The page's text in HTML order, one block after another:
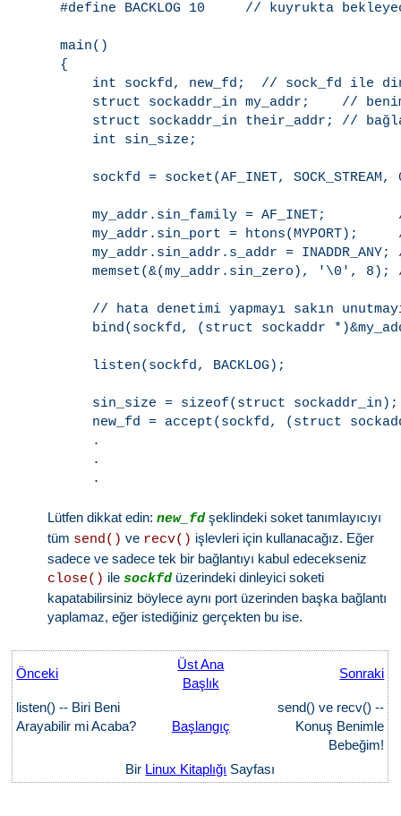
#define BACKLOG 10     // kuyrukta
main()
{
int sockfd, new_fd;  // sock_fd ile
struct sockaddr_in my_addr;    //
struct sockaddr_in their_addr; //
    int sin_size;
sockfd = socket(AF_INET, SOCK_STREAM,
my_addr.sin_family = AF_INET;
my_addr.sin_port = htons(MYPORT);
my_addr.sin_addr.s_addr = INADDR_ANY;
memset(&(my_addr.sin_zero), '\0', 8);
// hata denetimi yapmayı sakın
bind(sockfd, (struct sockaddr
    listen(sockfd, BACKLOG);
    sin_size = sizeof(struct sockaddr_in);
new_fd = accept(sockfd, (struct
    .
    .
Lütfen dikkat edin:new_fdşeklindeki soket tanımlayıcıyı
tüm send() ve recv() işlevleri için kullanacağız. Eğer
sadece ve sadece tek bir bağlantıyı kabul edecekseniz
close() ilesockfdüzerindeki dinleyici soketi
kapatabilirsiniz böylece aynı port üzerinden başka bağlantı
yaplamaz, eğer istediğiniz gerçekten bu ise.
Önceki
Üst Ana
Başlık
Sonraki
listen() -- Biri Beni
Arayabilir mi Acaba?
Başlangıç
send() ve recv() --
Konuş Benimle
Bebeğim!
Bir Linux Kitaplığı Sayfası